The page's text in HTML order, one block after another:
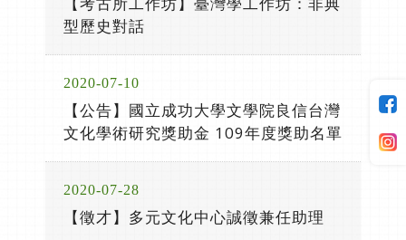
型歷史對話
2020-07-10
【公告】國立成功大學文學院良信台灣
文化學術研究獎助金 109年度獎助名單
2020-07-28
【徵才】多元文化中心誠徵兼任助理